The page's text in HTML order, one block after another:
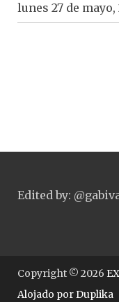
lunes 27 de mayo,
Edited by:
Copyright © 2026
Alojado porDuplika